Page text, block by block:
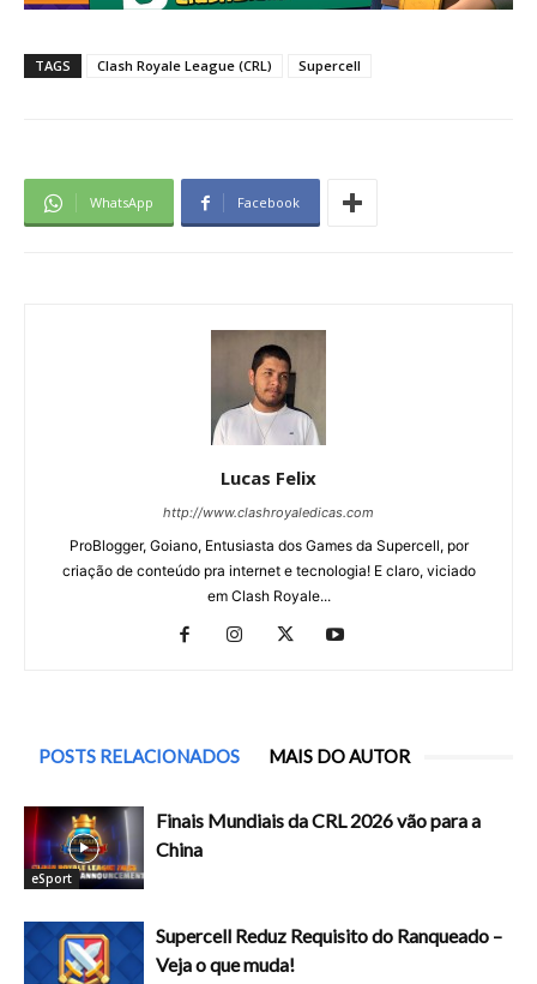
TAGS Clash Royale League (CRL) Supercell
WhatsApp Facebook
Lucas Felix
http://www.clashroyaledicas.com
ProBlogger, Goiano, Entusiasta dos Games da Supercell, por
criação de conteúdo pra internet e tecnologia! E claro, viciado
em Clash Royale...
POSTS RELACIONADOS MAIS DO AUTOR
eSport
Finais Mundiais da CRL 2026 vão para a
China
Supercell Reduz Requisito do Ranqueado –
Veja o que muda!